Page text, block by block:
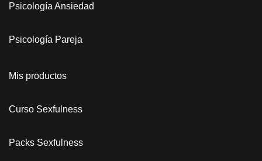
Psicología Ansiedad
Psicología Pareja
Mis productos
Curso Sexfulness
Packs Sexfulness